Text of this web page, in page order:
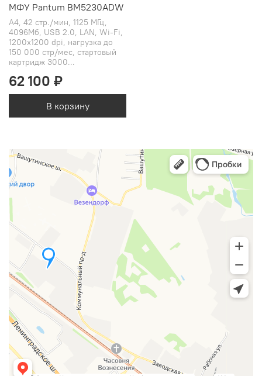
МФУ Pantum BM5230ADW
А4, 42 стр./мин, 1125 МГц,
4096Мб, USB 2.0, LAN, Wi-Fi,
1200x1200 dpi, нагрузка до
150 000 стр/мес, стартовый
картридж 3000...
62 100 ₽
В корзину